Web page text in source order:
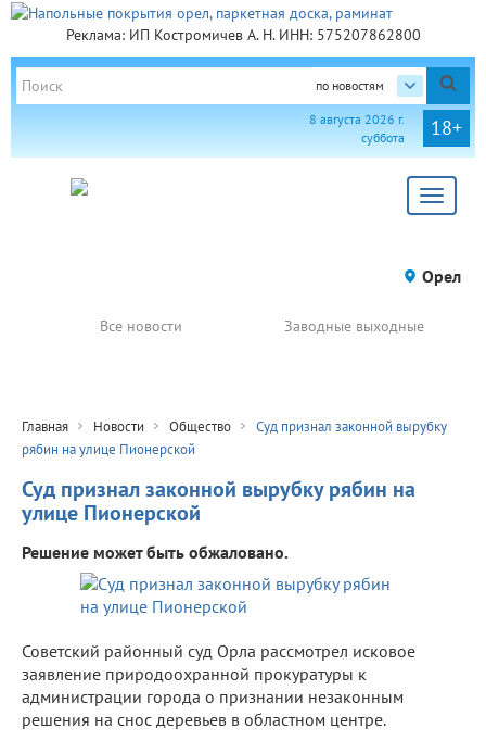
Реклама: ИП Костромичев А. Н. ИНН: 575207862800
по новостям
18+
8 августа 2026 г.
суббота
Toggle
Орел
Все новости Заводные выходные
Главная Новости Общество
Суд признал законной вырубку
рябин на улице Пионерской
Суд признал законной вырубку рябин на
улице Пионерской
Решение может быть обжаловано.
Советский районный суд Орла рассмотрел исковое
заявление природоохранной прокуратуры к
администрации города о признании незаконным
решения на снос деревьев в областном центре.